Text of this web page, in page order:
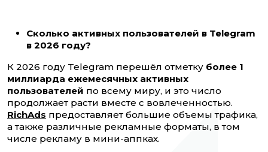
Сколько активных пользователей в Telegram
в 2026 году?
К 2026 году Telegram перешёл отметку более 1
миллиарда ежемесячных активных
пользователей по всему миру, и это число
продолжает расти вместе с вовлеченностью.
RichAds предоставляет большие объемы трафика,
а также различные рекламные форматы, в том
числе рекламу в мини-аппках.